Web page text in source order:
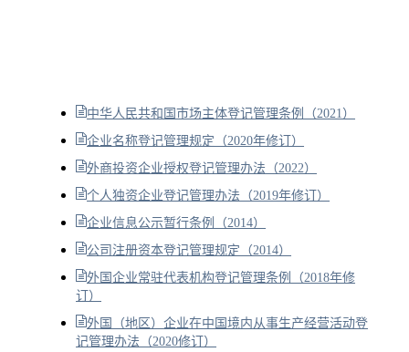
中华人民共和国市场主体登记管理条例（2021）
企业名称登记管理规定（2020年修订）
外商投资企业授权登记管理办法（2022）
个人独资企业登记管理办法（2019年修订）
企业信息公示暂行条例（2014）
公司注册资本登记管理规定（2014）
外国企业常驻代表机构登记管理条例（2018年修
订）
外国（地区）企业在中国境内从事生产经营活动登
记管理办法（2020修订）